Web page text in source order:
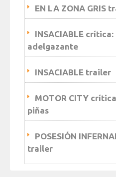
EN LA ZONA GRIS
INSACIABLE
adelgazante
INSACIABLE trailer
MOTOR CITY
piñas
POSESIÓN
trailer